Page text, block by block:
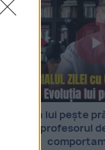
Evoluția lui pește
profesorul